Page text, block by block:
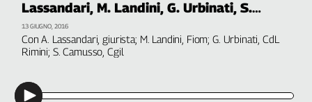
sangue
120
Lassandari, M. Landini, G. Urbinati, S.
Camusso
Con A. Lassandari, giurista; M. Landini, Fiom; G. Urbinati, CdL
Rimini; S. Camusso, Cgil
13 GIUGNO, 2016